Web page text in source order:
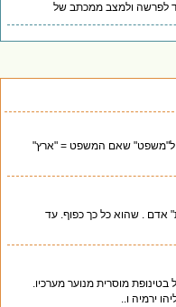
ולמצב ממכתב של
שאם המשפט = "ארץ"
. שהוא כל כך כפוף. עד
מוסרית מנוער מערכיו.
ו..